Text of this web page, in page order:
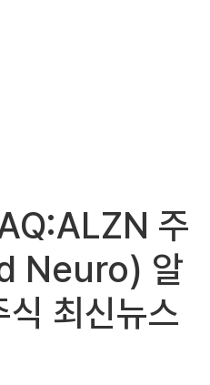
주
Neuro) 알
최신뉴스